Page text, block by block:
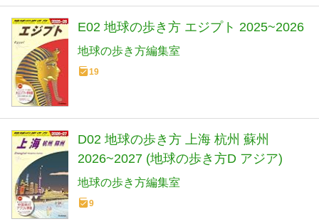
E02 地球の歩き方 エジプト 2025~2026
地球の歩き方編集室
19
D02 地球の歩き方 上海 杭州 蘇州
2026~2027 (地球の歩き方D アジア)
地球の歩き方編集室
9